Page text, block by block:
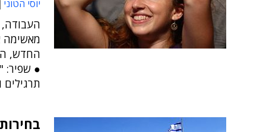
יוסי הטוני
מאשימה
החדש,
● שפיר: